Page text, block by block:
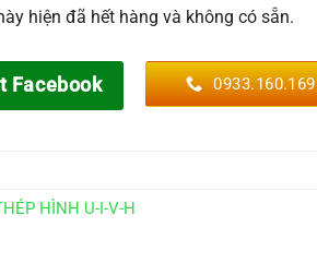
hiện đã hết hàng và không có sẵn.
Facebook 0933.160.169
HÌNH U-I-V-H